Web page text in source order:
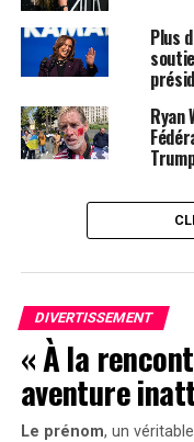
chanson : « Ce n’est
Harris, âgée de 59
l’émission de télé-
All Stars », incitant
été diffusé aux États-
Biden ne renonce à
autre vidéo de
« Bonjour à tous,
dans l’émission. «
nos libertés
d’être qui il est,
Plus
Ryan
DIVERTISSEMENT
« À la
aventure
Le prénom, un